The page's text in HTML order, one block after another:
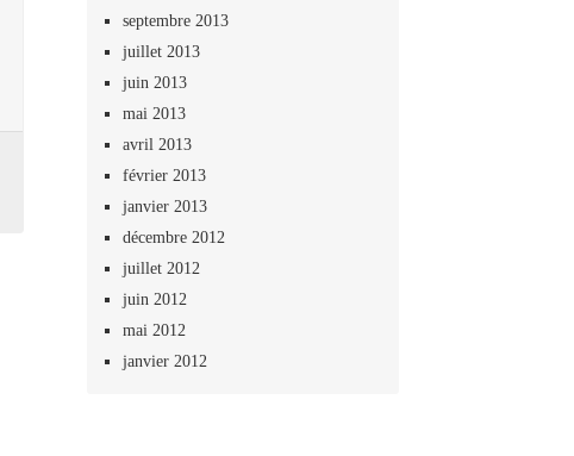
septembre 2013
juillet 2013
juin 2013
mai 2013
avril 2013
février 2013
janvier 2013
décembre 2012
juillet 2012
juin 2012
mai 2012
janvier 2012